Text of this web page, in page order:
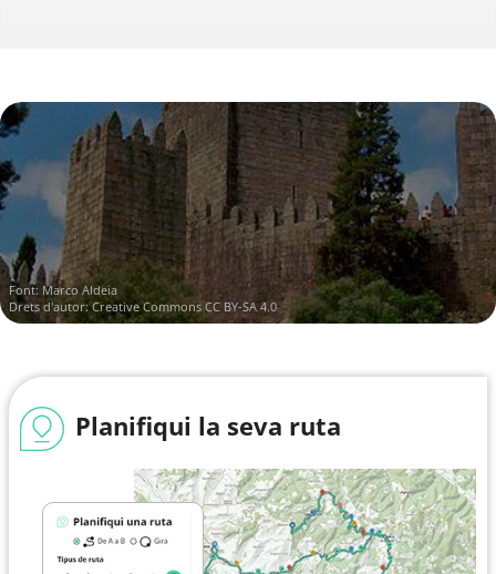
Font: Marco Aldeia
Drets d'autor:Creative Commons CC BY-SA 4.0
Planifiqui la seva ruta